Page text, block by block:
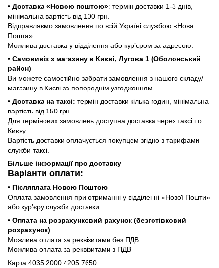
• Доставка «Новою поштою»: термін доставки 1-3 днів,
мінімальна вартість від 100 грн.
Відправляємо замовлення по всій Україні службою «Нова
Пошта».
Можлива доставка у відділення або курʼєром за адресою.
• Самовивіз з магазину в Києві, Лугова 1 (Оболонський
район)
Ви можете самостійно забрати замовлення з нашого складу/
магазину в Києві за попереднім узгодженням.
• Доставка на таксі: термін доставки кілька годин, мінімальна
вартість від 150 грн.
Для термінових замовлень доступна доставка через таксі по
Києву.
Вартість доставки оплачується покупцем згідно з тарифами
служби таксі.
Більше інформації про доставку
Варіанти оплати:
• Післяплата Новою Поштою
Оплата замовлення при отриманні у відділенні «Нової Пошти»
або курʼєру служби доставки.
• Оплата на розрахунковий рахунок (безготівковий
розрахунок)
Можлива оплата за реквізитами без ПДВ
Можлива оплата за реквізитами з ПДВ
Карта 4035 2000 4205 7650